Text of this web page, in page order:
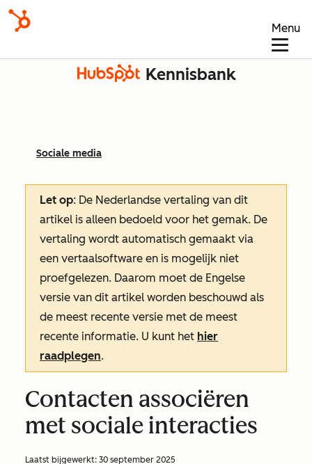
Menu
Kennisbank
Sociale media
Let op: De Nederlandse vertaling van dit
artikel is alleen bedoeld voor het gemak. De
vertaling wordt automatisch gemaakt via
een vertaalsoftware en is mogelijk niet
proefgelezen. Daarom moet de Engelse
versie van dit artikel worden beschouwd als
de meest recente versie met de meest
recente informatie. U kunt het hier
raadplegen.
Contacten associëren
met sociale interacties
Laatst bijgewerkt: 30 september 2025